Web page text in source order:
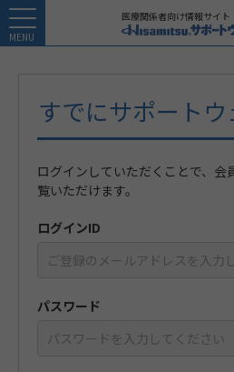
MENU
医療関係者向け情報サイト
すでにサポート
ログインしていただくことで、会
覧いただけます。
ログインID
パスワード